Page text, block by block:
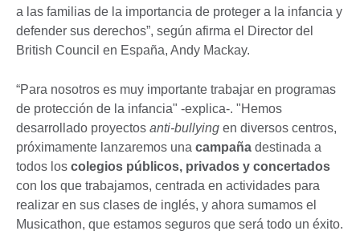
a las familias de la importancia de proteger a la infancia y
defender sus derechos”, según afirma el Director del
British Council en España, Andy Mackay.
“Para nosotros es muy importante trabajar en programas
de protección de la infancia" -explica-. "Hemos
desarrollado proyectos anti-bullying en diversos centros,
próximamente lanzaremos una campaña destinada a
todos los colegios públicos, privados y concertados
con los que trabajamos, centrada en actividades para
realizar en sus clases de inglés, y ahora sumamos el
Musicathon, que estamos seguros que será todo un éxito.